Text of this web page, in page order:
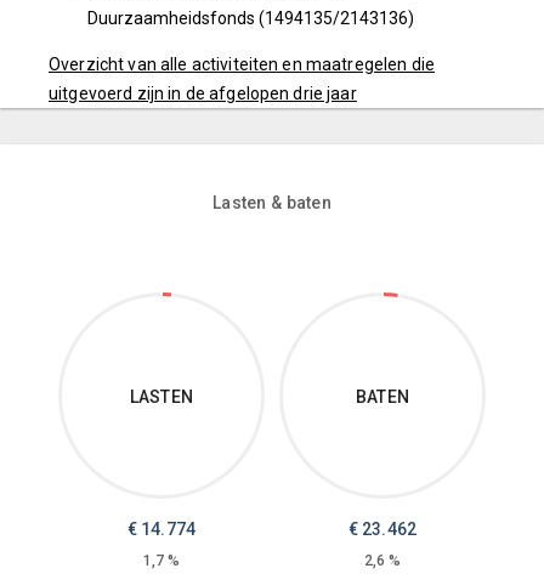
Duurzaamheidsfonds (1494135/2143136)
Overzicht van alle activiteiten en maatregelen die
uitgevoerd zijn in de afgelopen drie jaar
Lasten & baten
LASTEN
€ 14.774
1,7 %
BATEN
€ 23.462
2,6 %